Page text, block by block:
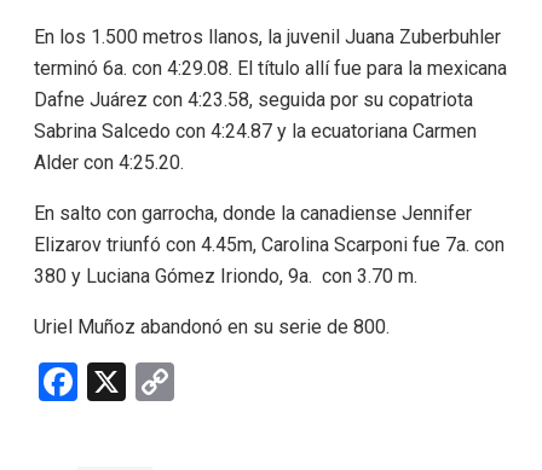
En los 1.500 metros llanos, la juvenil Juana Zuberbuhler
terminó 6a. con 4:29.08. El título allí fue para la mexicana
Dafne Juárez con 4:23.58, seguida por su copatriota
Sabrina Salcedo con 4:24.87 y la ecuatoriana Carmen
Alder con 4:25.20.
En salto con garrocha, donde la canadiense Jennifer
Elizarov triunfó con 4.45m, Carolina Scarponi fue 7a. con
380 y Luciana Gómez Iriondo, 9a. con 3.70 m.
Uriel Muñoz abandonó en su serie de 800.
F X C